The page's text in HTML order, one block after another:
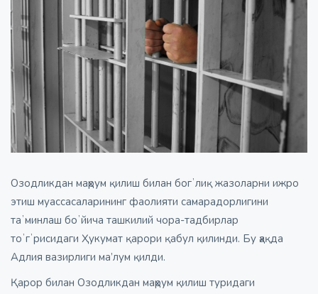
Озодликдан маҳрум қилиш билан богʼлиқ жазоларни ижро
этиш муассасаларининг фаолияти самарадорлигини
таʼминлаш боʼйича ташкилий чора-тадбирлар
тоʼгʼрисидаги Ҳукумат қарори қабул қилинди. Бу ҳақда
Адлия вазирлиги ма’лум қилди.
Қарор билан Озодликдан маҳрум қилиш туридаги